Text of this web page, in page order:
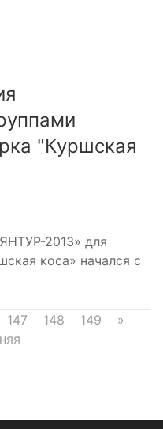
"Куршская
2013» для
коса» начался с
147 148 149
»